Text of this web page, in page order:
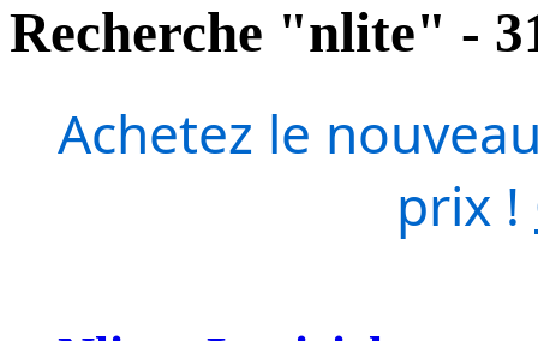
Recherche "nlite" -
Achetez le
prix !